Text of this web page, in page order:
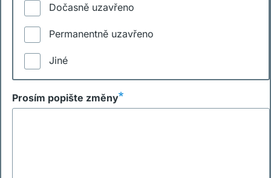
Dočasně uzavřeno
Permanentně uzavřeno
Jiné
Prosím popište změny